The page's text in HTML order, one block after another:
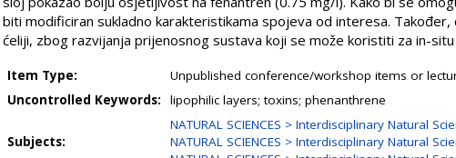
biti modificiran sukladno karakteristikama spojeva od interesa.
ćeliji, zbog razvijanja prijenosnog sustava koji se može koristiti za in-
Item Type:
Unpublished conference/workshop items or
Uncontrolled Keywords:
lipophilic layers; toxins; phenanthrene
Subjects:
NATURAL SCIENCES > Interdisciplinary Natural
NATURAL SCIENCES > Interdisciplinary Natural